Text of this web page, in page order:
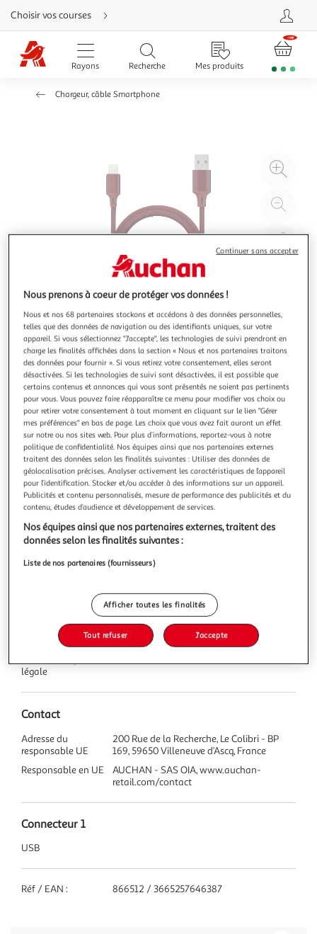
Aller
directement
au
contenu
Aller
directement
Aller
Choisir vos courses
Rayons Recherche Mes produits
Chargeur, câble Smartphone
à
100
le
Illustration
précédente
Illustration
suivante
5.0 (3)
QILIVE
Câble de charge USB/Lightning NMFI - Rouge
Garantie fabricant: 3 ans *
Vous voulez connaître le prix de ce produit ?
Afficher le prix
Caractéristiques générales
Rouge
légale
Contact
Adresse du
responsable UE
200 Rue de la Recherche, Le Colibri - BP
169, 59650 Villeneuve d’Ascq, France
Responsable en UE
AUCHAN - SAS OIA, www.auchan-
retail.com/contact
Connecteur 1
USB
Réf / EAN : 866512 / 3665257646387
Nous prenons à coeur de protéger vos données !
Nous et nos 68 partenaires stockons et accédons à des données personnelles,
telles que des données de navigation ou des identifiants uniques, sur votre
appareil. Si vous sélectionnez "J'accepte", les technologies de suivi prendront en
charge les finalités affichées dans la section « Nous et nos partenaires traitons
des données pour fournir ». Si vous retirez votre consentement, elles seront
désactivées. Si les technologies de suivi sont désactivées, il est possible que
certains contenus et annonces qui vous sont présentés ne soient pas pertinents
pour vous. Vous pouvez faire réapparaître ce menu pour modifier vos choix ou
pour retirer votre consentement à tout moment en cliquant sur le lien "Gérer
mes préférences" en bas de page. Les choix que vous avez fait auront un effet
sur notre ou nos sites web. Pour plus d’informations, reportez-vous à notre
politique de confidentialité. Nos équipes ainsi que nos partenaires externes
traitent des données selon les finalités suivantes : Utiliser des données de
géolocalisation précises. Analyser activement les caractéristiques de l’appareil
pour l’identification. Stocker et/ou accéder à des informations sur un appareil.
Publicités et contenu personnalisés, mesure de performance des publicités et du
contenu, études d’audience et développement de services.
Nos équipes ainsi que nos partenaires externes, traitent des
données selon les finalités suivantes :
Liste de nos partenaires (fournisseurs)
Afficher toutes les finalités
Tout refuser J'accepte
Continuer sans accepter